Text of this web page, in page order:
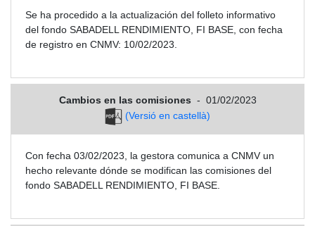
Se ha procedido a la actualización del folleto informativo
del fondo SABADELL RENDIMIENTO, FI BASE, con fecha
de registro en CNMV: 10/02/2023.
Cambios en las comisiones - 01/02/2023
(Versió en castellà)
Con fecha 03/02/2023, la gestora comunica a CNMV un
hecho relevante dónde se modifican las comisiones del
fondo SABADELL RENDIMIENTO, FI BASE.